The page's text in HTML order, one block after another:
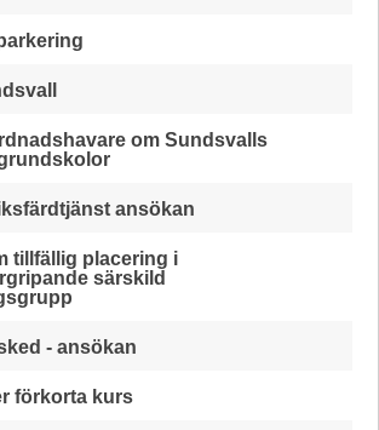
om Sundsvalls
ansökan
tillfällig placering i
särskild
- ansökan
förkorta kurs